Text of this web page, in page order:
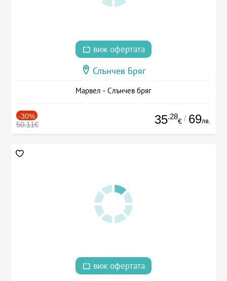
виж офертата
Слънчев Бряг
Марвел - Слънчев бряг
-30%
50.11€ 35.28
€ / 69лв.
виж офертата